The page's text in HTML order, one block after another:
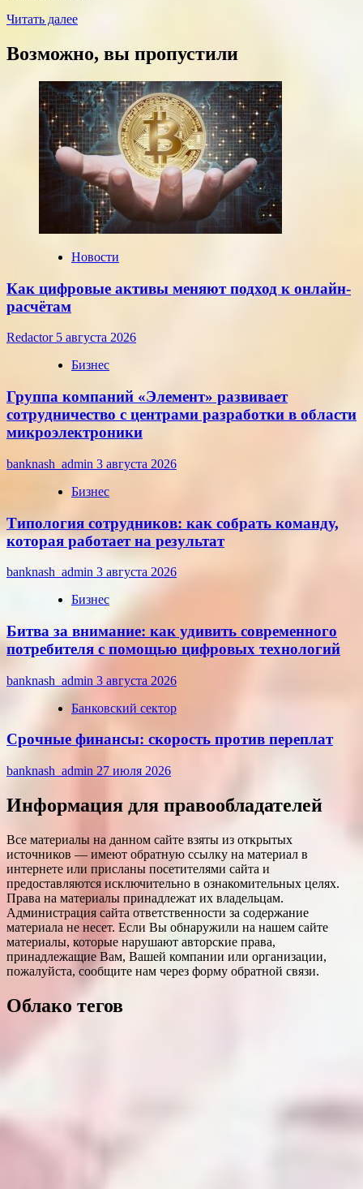
Читать далееПрочитать
Курсы
и
евро,
установленные
ЦБ
РФ
на
среду,
22
июля
2026
года
Возможно, вы пропустили
Новости
Как цифровые активы меняют подход к онлайн-
расчётам
Redactor 5 августа 2026
Бизнес
Группа компаний «Элемент» развивает
сотрудничество с центрами разработки в области
микроэлектроники
banknash_admin 3 августа 2026
Бизнес
Типология сотрудников: как собрать команду,
которая работает на результат
banknash_admin 3 августа 2026
Бизнес
Битва за внимание: как удивить современного
потребителя с помощью цифровых технологий
banknash_admin 3 августа 2026
Банковский сектор
Срочные финансы: скорость против переплат
banknash_admin 27 июля 2026
Информация для правообладателей
Все материалы на данном сайте взяты из открытых
источников — имеют обратную ссылку на материал в
интернете или присланы посетителями сайта и
предоставляются исключительно в ознакомительных целях.
Права на материалы принадлежат их владельцам.
Администрация сайта ответственности за содержание
материала не несет. Если Вы обнаружили на нашем сайте
материалы, которые нарушают авторские права,
принадлежащие Вам, Вашей компании или организации,
пожалуйста, сообщите нам через форму обратной связи.
Облако тегов